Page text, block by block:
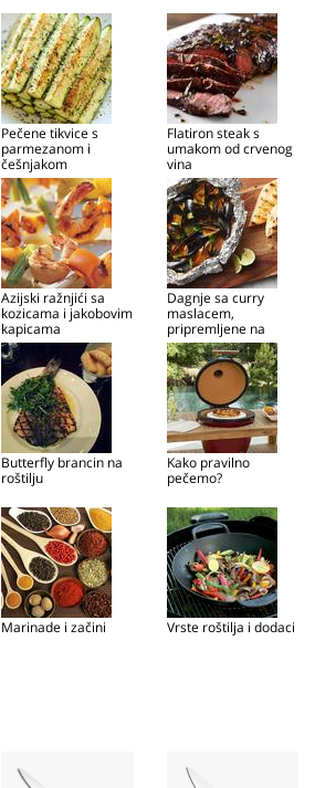
Pečene tikvice s
parmezanom i
češnjakom
Flatiron steak s
umakom od crvenog
vina
Azijski ražnjići sa
kozicama i jakobovim
kapicama
Dagnje sa curry
maslacem,
pripremljene na
roštilju
Butterfly brancin na
roštilju
Kako pravilno
pečemo?
Marinade i začini Vrste roštilja i dodaci